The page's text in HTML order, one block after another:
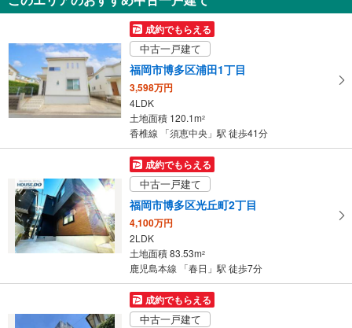
4,980万円
4LDK
土地面積 112.15m
鹿児島本線 「南福岡」駅 徒歩11分
成約でもらえる
中古一戸建て
福岡市博多区浦田1丁目
3,598万円
4LDK
土地面積 120.1m2
香椎線 「須恵中央」駅 徒歩41分
成約でもらえる
中古一戸建て
福岡市博多区光丘町2丁目
4,100万円
2LDK
土地面積 83.53m2
鹿児島本線 「春日」駅 徒歩7分
成約でもらえる
中古一戸建て